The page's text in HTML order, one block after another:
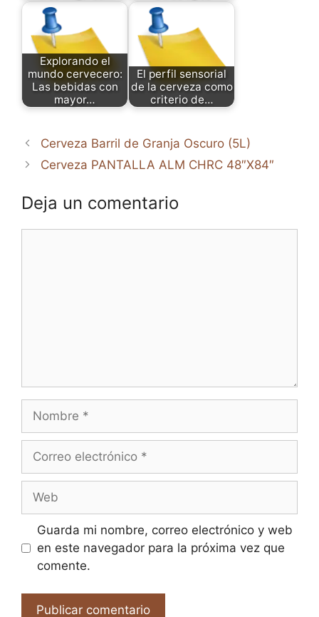
Explorando el
mundo cervecero:
Las bebidas con
mayor…
El perfil sensorial
de la cerveza como
criterio de…
Cerveza Barril de Granja Oscuro (5L)
Cerveza PANTALLA ALM CHRC 48″X84″
Deja un comentario
Nombre
Correo
Web
Guarda mi nombre, correo electrónico y web
en este navegador para la próxima vez que
comente.